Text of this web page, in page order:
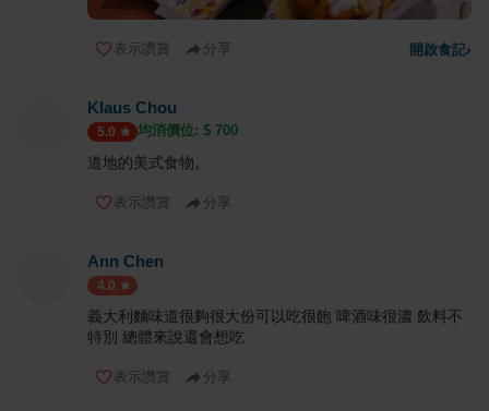
表示讚賞 分享 開啟食記›
Klaus Chou
5.0 均消價位: $ 700
道地的美式食物。
表示讚賞 分享
Ann Chen
4.0
義大利麵味道很夠很大份可以吃很飽 啤酒味很濃 飲料不
特別 總體來說還會想吃
表示讚賞 分享